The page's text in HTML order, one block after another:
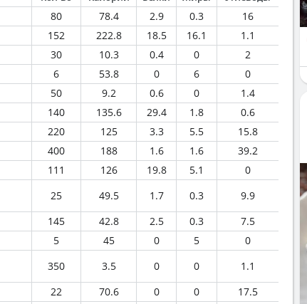
80 78.4 2.9 0.3
16
152 222.8 18.5 16.1
1.1
30 10.3 0.4 0
2
6 53.8 0 6
0
50 9.2 0.6 0
1.4
140 135.6 29.4 1.8
0.6
220 125 3.3 5.5
15.8
400 188 1.6 1.6
39.2
111 126 19.8 5.1
0
25 49.5 1.7 0.3
9.9
145 42.8 2.5 0.3
7.5
5 45 0 5
0
350 3.5 0 0
1.1
22 70.6 0 0
17.5